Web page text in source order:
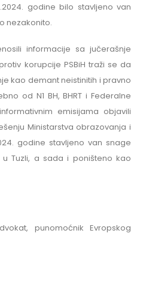
godine bilo stavljeno van
nezakonito.
informacije sa jučerašnje
korupcije PSBiH traži se da
kao demant neistinitih i pravno
od N1 BH, BHRT i Federalne
emisijama objavili
Ministarstva obrazovanja i
godine stavljeno van snage
Tuzli, a sada i poništeno kao
punomoćnik Evropskog